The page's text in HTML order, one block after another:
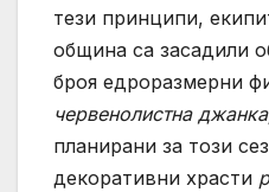
тези принципи,
община са засадили
броя едроразмерни
червенолистна
планирани за този
декоративни храсти